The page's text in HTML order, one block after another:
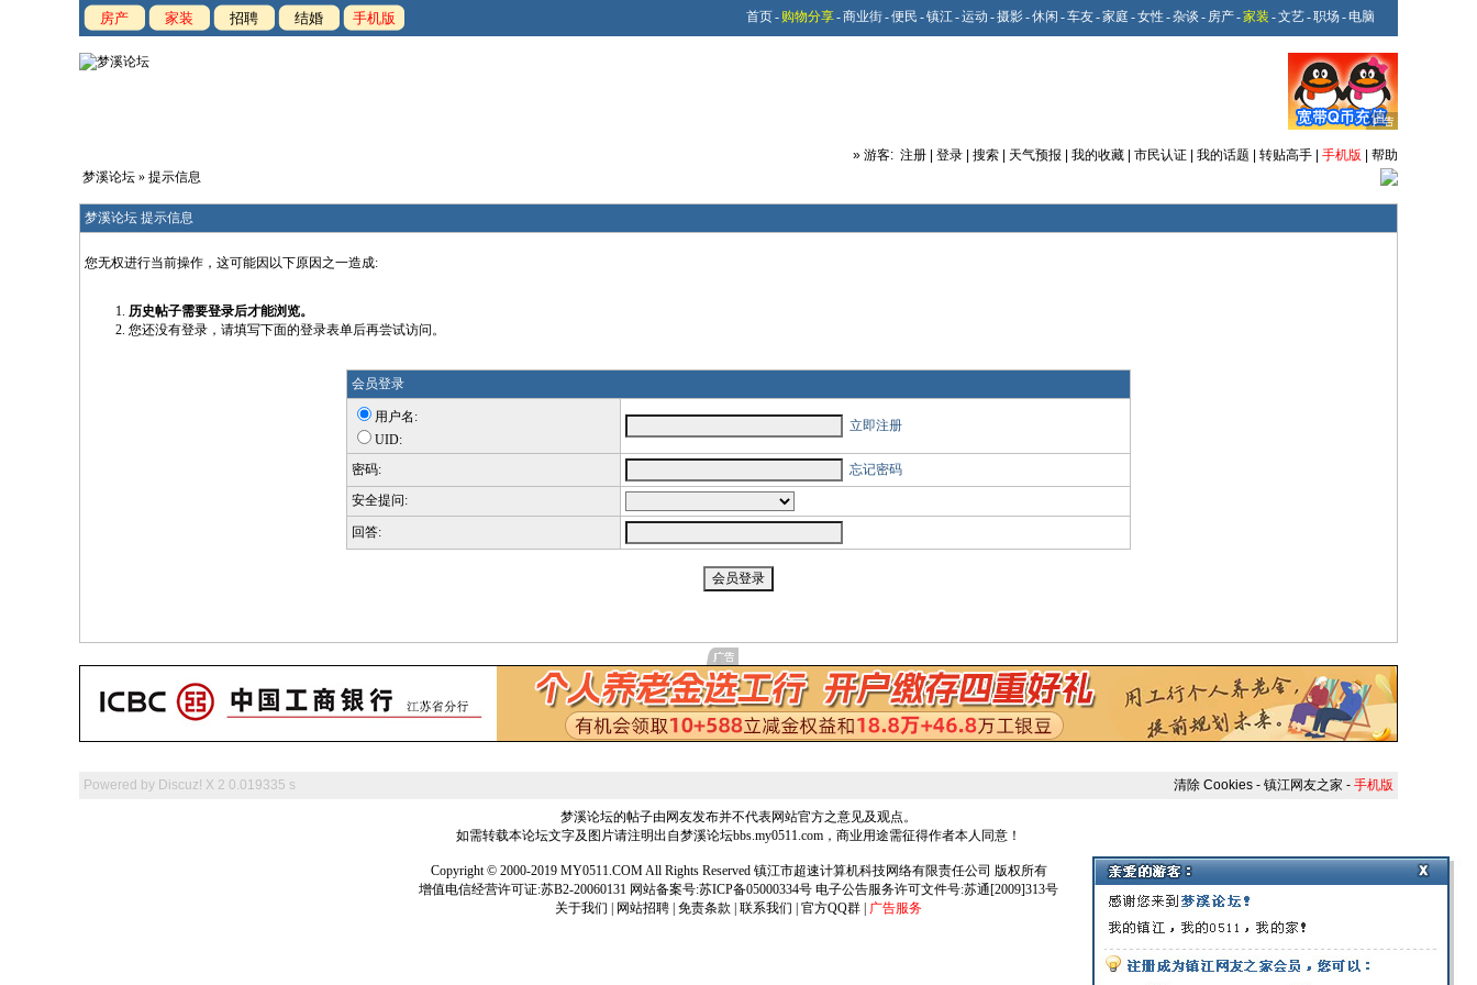
房产 家装 招聘 结婚 手机版 首页- 购物分享-商业街-便民 -镇江-运动 -摄影-休闲 -车友-家庭 -女性 -杂谈 - 房产-家装 -文艺-职场 - 电脑
» 游客: 注册 登录 搜索 天气预报 我的收藏 市民认证 我的话题 转贴高手 手机版
帮助
梦溪论坛 » 提示信息
梦溪论坛 提示信息
您无权进行当前操作，这可能因以下原因之一造成:
历史帖子需要登录后才能浏览。
您还没有登录，请填写下面的登录表单后再尝试访问。
会员登录
用户名:
UID:
立即注册
密码:
忘记密码
安全提问:
回答:
Powered by Discuz! X 2 0.019335 s 清除 Cookies - 镇江网友之家 - 手机版
梦溪论坛的帖子由网友发布并不代表网站官方之意见及观点。
如需转载本论坛文字及图片请注明出自梦溪论坛bbs.my0511.com，商业用途需征得作者本人同意！
Copyright © 2000-2019 MY0511.COM All Rights Reserved 镇江市超速计算机科技网络有限责任公司 版权所有
增值电信经营许可证:苏B2-20060131 网站备案号:苏ICP备05000334号 电子公告服务许可文件号:苏通[2009]313号
关于我们
网站招聘 免责条款 联系我们 官方QQ群 广告服务